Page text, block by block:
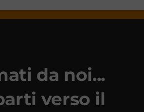
da noi...
verso il